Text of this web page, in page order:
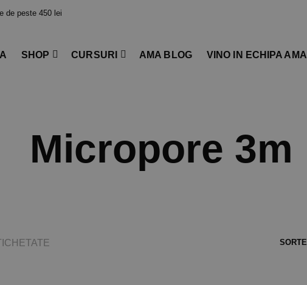
de peste 450 lei
SHOP CURSURI AMA BLOG VINO IN ECHIPA AMA
Micropore 3m